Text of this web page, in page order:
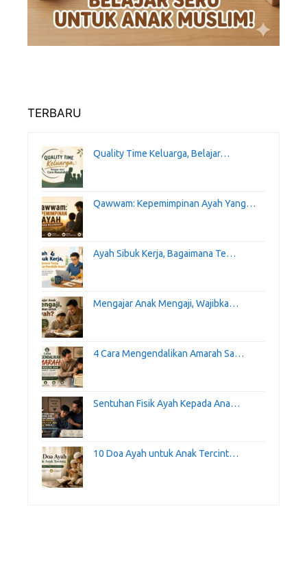
TERBARU
Quality Time Keluarga, Belajar…
Qawwam: Kepemimpinan Ayah Yang…
Ayah Sibuk Kerja, Bagaimana Te…
Mengajar Anak Mengaji, Wajibka…
4 Cara Mengendalikan Amarah Sa…
Sentuhan Fisik Ayah Kepada Ana…
10 Doa Ayah untuk Anak Tercint…